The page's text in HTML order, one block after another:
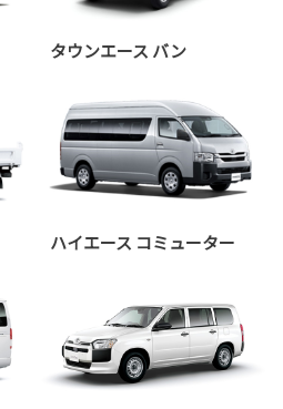
タウンエース バン
ハイエース コミューター